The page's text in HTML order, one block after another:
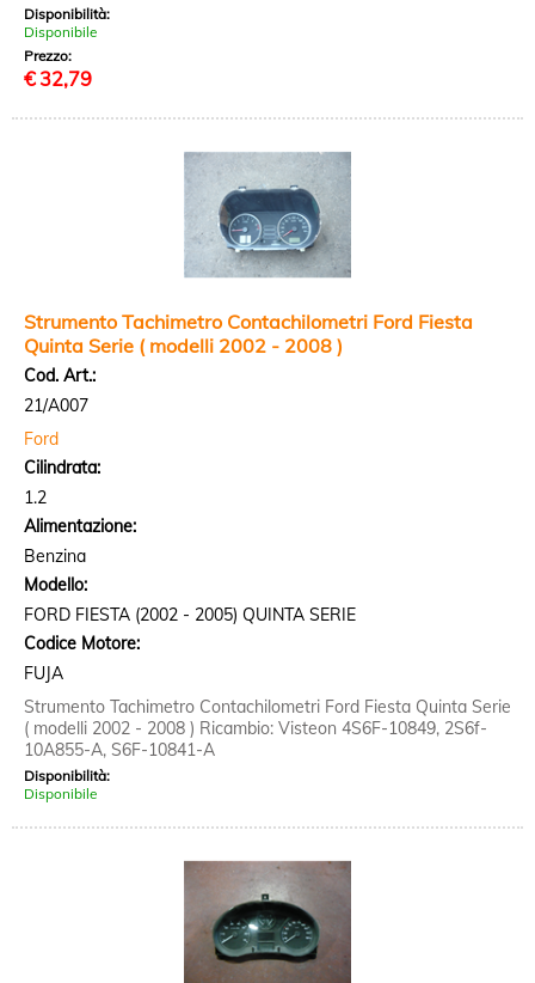
Disponibilità:
Disponibile
Prezzo:
€ 32,79
Strumento Tachimetro Contachilometri Ford Fiesta
Quinta Serie ( modelli 2002 - 2008 )
Cod. Art.:
21/A007
Ford
Cilindrata:
1.2
Alimentazione:
Benzina
Modello:
FORD FIESTA (2002 - 2005) QUINTA SERIE
Codice Motore:
FUJA
Strumento Tachimetro Contachilometri Ford Fiesta Quinta Serie
( modelli 2002 - 2008 ) Ricambio: Visteon 4S6F-10849, 2S6f-
10A855-A, S6F-10841-A
Disponibilità:
Disponibile